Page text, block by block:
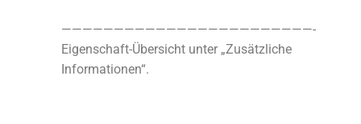
————————————————————————-
Eigenschaft-Übersicht unter „Zusätzliche
Informationen“.